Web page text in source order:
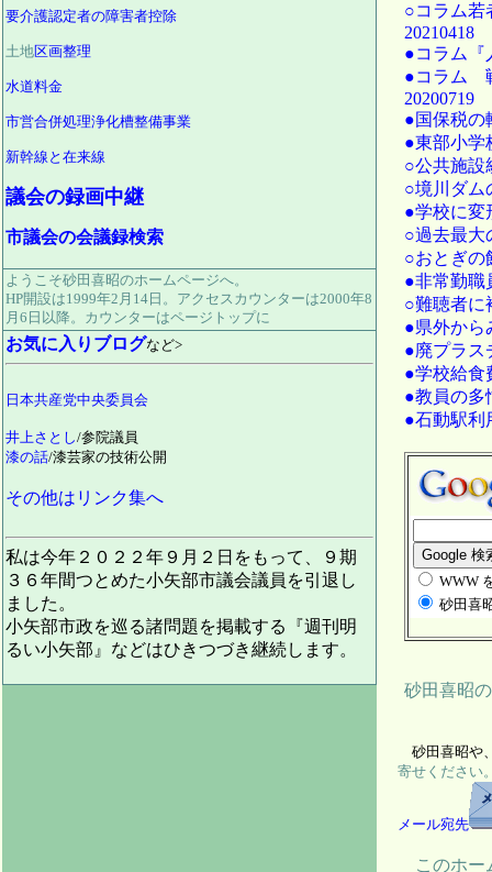
要介護認定者の障害者控除
土地区画整理
水道料金
市営合併処理浄化槽整備事業
新幹線と在来線
議会の録画中継
市議会の会議録検索
ようこそ砂田喜昭のホームページへ。
HP開設は1999年2月14日。アクセスカウンターは2000年8
月6日以降。カウンターはページトップに
お気に入りブログなど>
日本共産党中央委員会
井上さとし/参院議員
漆の話/漆芸家の技術公開
その他はリンク集へ
私は今年２０２２年９月２日をもって、９期
３６年間つとめた小矢部市議会議員を引退し
ました。
小矢部市政を巡る諸問題を掲載する『週刊明
るい小矢部』などはひきつづき継続します。
○コラム若
20210418
●コラム『
●コラム
20200719
●国保税の
●東部小学
○公共施設
○境川ダム
●学校に変
○過去最大
○おとぎの
●非常勤職
○難聴者に
●県外から
●廃プラス
●学校給食
●教員の多
●石動駅利
WWW
砂田喜
砂田喜昭
砂田喜昭や
寄せください
メール宛先
このホー